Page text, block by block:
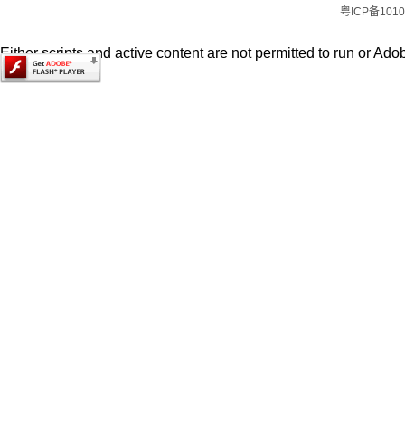
粤ICP备
Either scripts and active content are not permitted to run or